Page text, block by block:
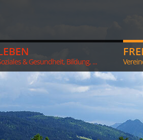
& Gesundheit, Bildung, ...